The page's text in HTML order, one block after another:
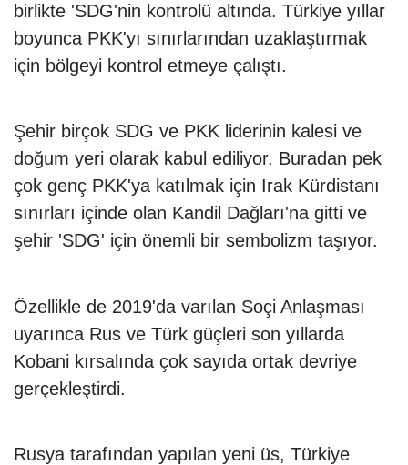
birlikte 'SDG'nin kontrolü altında. Türkiye yıllar
boyunca PKK'yı sınırlarından uzaklaştırmak
için bölgeyi kontrol etmeye çalıştı.
Şehir birçok SDG ve PKK liderinin kalesi ve
doğum yeri olarak kabul ediliyor. Buradan pek
çok genç PKK'ya katılmak için Irak Kürdistanı
sınırları içinde olan Kandil Dağları'na gitti ve
şehir 'SDG' için önemli bir sembolizm taşıyor.
Özellikle de 2019'da varılan Soçi Anlaşması
uyarınca Rus ve Türk güçleri son yıllarda
Kobani kırsalında çok sayıda ortak devriye
gerçekleştirdi.
Rusya tarafından yapılan yeni üs, Türkiye